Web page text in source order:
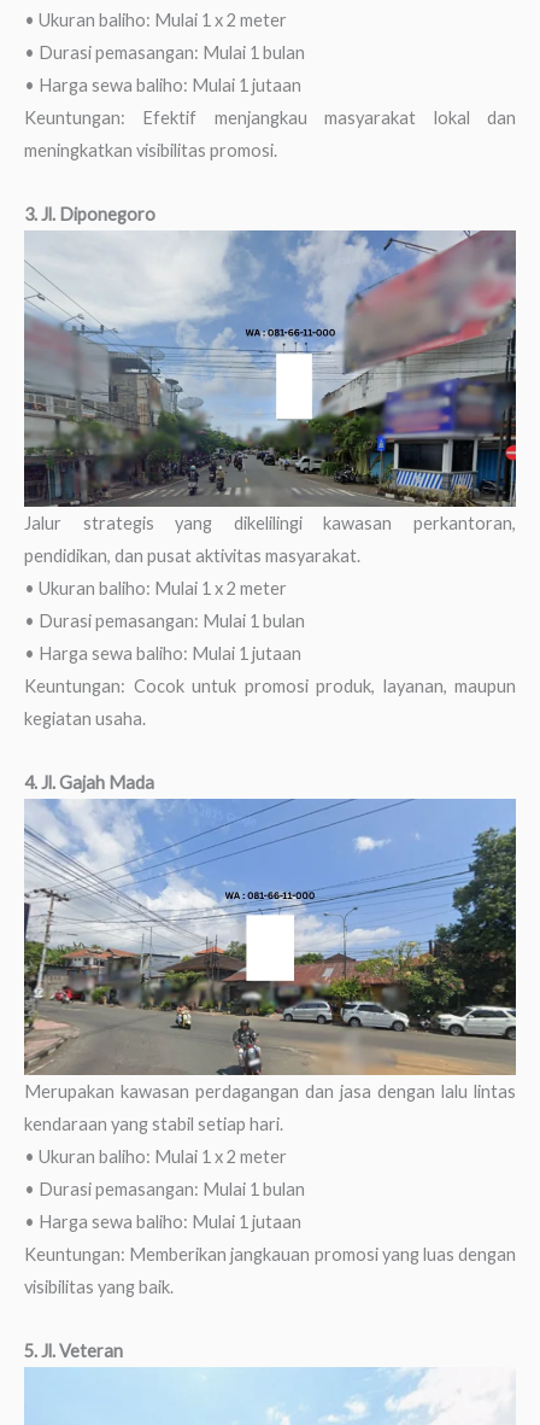
• Ukuran baliho: Mulai 1 x 2 meter
• Durasi pemasangan: Mulai 1 bulan
• Harga sewa baliho: Mulai 1 jutaan
Keuntungan: Efektif menjangkau masyarakat lokal dan
meningkatkan visibilitas promosi.
3. Jl. Diponegoro
Jalur strategis yang dikelilingi kawasan perkantoran,
pendidikan, dan pusat aktivitas masyarakat.
• Ukuran baliho: Mulai 1 x 2 meter
• Durasi pemasangan: Mulai 1 bulan
• Harga sewa baliho: Mulai 1 jutaan
Keuntungan: Cocok untuk promosi produk, layanan, maupun
kegiatan usaha.
4. Jl. Gajah Mada
Merupakan kawasan perdagangan dan jasa dengan lalu lintas
kendaraan yang stabil setiap hari.
• Ukuran baliho: Mulai 1 x 2 meter
• Durasi pemasangan: Mulai 1 bulan
• Harga sewa baliho: Mulai 1 jutaan
Keuntungan: Memberikan jangkauan promosi yang luas dengan
visibilitas yang baik.
5. Jl. Veteran